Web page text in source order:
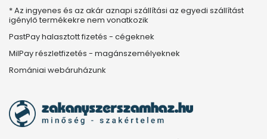
* Az ingyenes és az akár aznapi szállítási az egyedi szállítást
igénylő termékekre nem vonatkozik
PastPay halasztott fizetés - cégeknek
MilPay részletfizetés - magánszemélyeknek
Romániai webáruházunk